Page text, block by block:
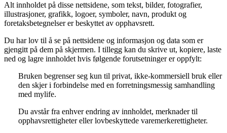
Alt innholdet på disse nettsidene, som tekst, bilder, fotografier,
illustrasjoner, grafikk, logoer, symboler, navn, produkt og
foretaksbetegnelser er beskyttet av opphavsrett.
Du har lov til å se på nettsidene og informasjon og data som er
gjengitt på dem på skjermen. I tillegg kan du skrive ut, kopiere, laste
ned og lagre innholdet hvis følgende forutsetninger er oppfylt:
Bruken begrenser seg kun til privat, ikke-kommersiell bruk eller
den skjer i forbindelse med en forretningsmessig samhandling
med mylife.
Du avstår fra enhver endring av innholdet, merknader til
opphavsrettigheter eller lovbeskyttede varemerkerettigheter.